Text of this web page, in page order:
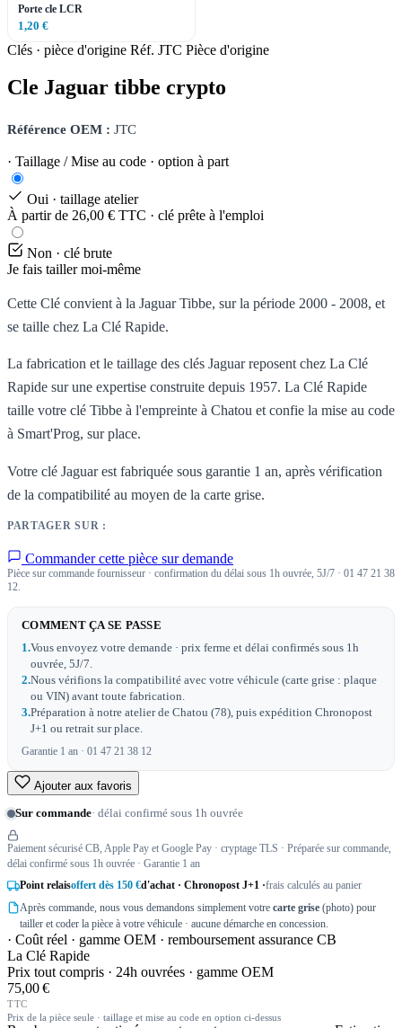
Porte cle LCR
1,20 €
Clés · pièce d'origine Réf. JTC Pièce d'origine
Cle Jaguar tibbe crypto
Référence OEM : JTC
· Taillage / Mise au code · option à part
Oui · taillage atelier
À partir de 26,00 € TTC · clé prête à l'emploi
Non · clé brute
Je fais tailler moi-même
Cette Clé convient à la Jaguar Tibbe, sur la période 2000 - 2008, et
se taille chez La Clé Rapide.
La fabrication et le taillage des clés Jaguar reposent chez La Clé
Rapide sur une expertise construite depuis 1957. La Clé Rapide
taille votre clé Tibbe à l'empreinte à Chatou et confie la mise au code
à Smart'Prog, sur place.
Votre clé Jaguar est fabriquée sous garantie 1 an, après vérification
de la compatibilité au moyen de la carte grise.
PARTAGER SUR :
Commander cette pièce sur demande
Pièce sur commande fournisseur · confirmation du délai sous 1h ouvrée, 5J/7 · 01 47 21 38
12.
COMMENT ÇA SE PASSE
1.Vous envoyez votre demande · prix ferme et délai confirmés sous 1h
ouvrée, 5J/7.
2.Nous vérifions la compatibilité avec votre véhicule (carte grise : plaque
ou VIN) avant toute fabrication.
3.Préparation à notre atelier de Chatou (78), puis expédition Chronopost
J+1 ou retrait sur place.
Garantie 1 an · 01 47 21 38 12
Ajouter aux favoris
Sur commande· délai confirmé sous 1h ouvrée
Paiement sécurisé CB, Apple Pay et Google Pay · cryptage TLS · Préparée sur commande,
délai confirmé sous 1h ouvrée · Garantie 1 an
Point relaisoffert dès 150 €d'achat · Chronopost J+1 ·frais calculés au panier
Après commande, nous vous demandons simplement votre carte grise (photo) pour
tailler et coder la pièce à votre véhicule · aucune démarche en concession.
· Coût réel · gamme OEM · remboursement assurance CB
La Clé Rapide
Prix tout compris · 24h ouvrées · gamme OEM
75,00 €
TTC
Prix de la pièce seule · taillage et mise au code en option ci-dessus